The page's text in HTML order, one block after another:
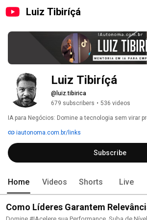
Luiz Tibiríçá
Luiz Tibiríçá
@luiz.tibirica
679 subscribers • 536 videos
IA para Negócios: Domine a tecnologia sem virar
iautonoma.com.br/links
Subscribe
Home Videos Shorts Live
Como Líderes Garantem